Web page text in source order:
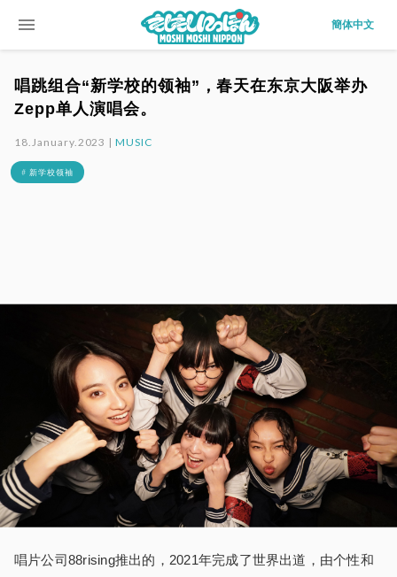
menu 簡体中文
唱跳组合“新学校的领袖”，春天在东京大阪举办
Zepp单人演唱会。
18.January.2023 |MUSIC
# 新学校领袖
唱片公司88rising推出的，2021年完成了世界出道，由个性和